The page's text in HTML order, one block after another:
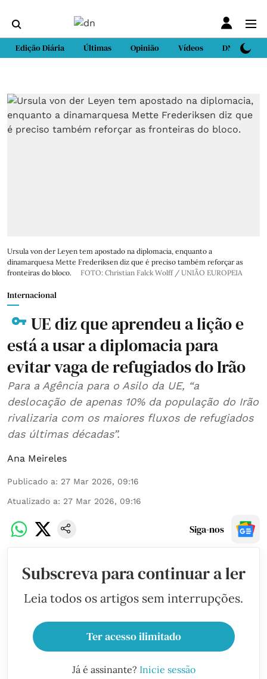
Edição Diária Últimas Opinião Vídeos DN Sport
Ursula von der Leyen tem apostado na diplomacia, enquanto a
dinamarquesa Mette Frederiksen diz que é preciso também reforçar as
fronteiras do bloco.
FOTO: Christian Falck Wolff / UNIÃO EUROPEIA
Internacional
UE diz que aprendeu a lição e
está a usar a diplomacia para
evitar vaga de refugiados do Irão
Para a Agência para o Asilo da UE, “a
deslocação de apenas 10% da população do Irão
rivalizaria com os maiores fluxos de refugiados
das últimas décadas”.
Ana Meireles
Publicado a: 27 Mar 2026, 09:16
Atualizado a: 27 Mar 2026, 09:16
Siga-nos
Subscreva para continuar a ler
Leia todos os artigos sem interrupções.
Ter acesso ilimitado
Já é assinante? Inicie sessão